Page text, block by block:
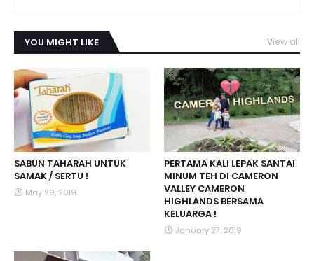
YOU MIGHT LIKE View all
SABUN TAHARAH UNTUK
SAMAK / SERTU !
May 29, 2019
PERTAMA KALI LEPAK SANTAI
MINUM TEH DI CAMERON
VALLEY CAMERON
HIGHLANDS BERSAMA
KELUARGA !
January 27, 2019